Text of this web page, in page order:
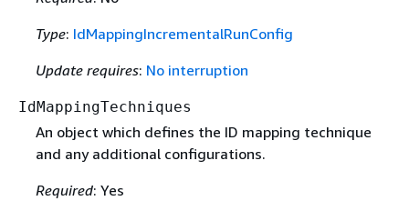
Type: IdMappingIncrementalRunConfig
Update requires: No interruption
IdMappingTechniques
An object which defines the ID mapping technique
and any additional configurations.
Required: Yes